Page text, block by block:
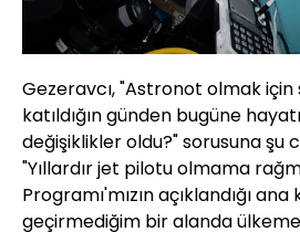
Gezeravcı, "Astronot olmak
katıldığın günden bugüne
değişiklikler oldu?" sorusuna şu
"Yıllardır jet pilotu olmama
Programı'mızın açıklandığı
geçirmediğim bir alanda